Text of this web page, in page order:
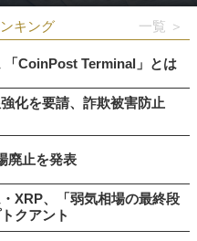
キング 一覧 ＞
「CoinPost Terminal」とは
化を要請、詐欺被害防止
廃止を発表
XRP、「弱気相場の最終段
クアント